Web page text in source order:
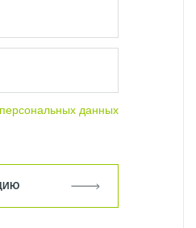
персональных данных